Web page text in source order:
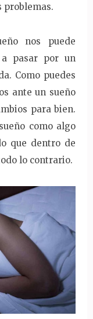
problemas.
nos puede
pasar por un
Como puedes
ante un sueño
para bien.
como algo
que dentro de
lo contrario.